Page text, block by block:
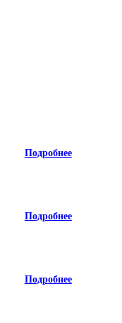
Подробнее
Подробнее
Подробнее